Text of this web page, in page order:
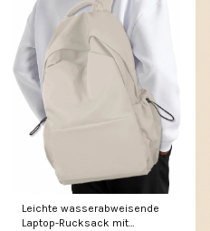
Leichte wasserabweisende
Laptop-Rucksack mit